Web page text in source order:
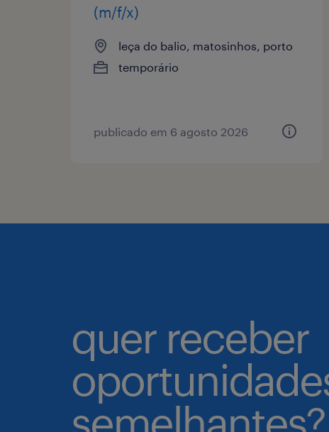
(m/f/x)
leça do balio, matosinhos, porto
temporário
publicado em 6 agosto 2026
quer receber
semelhantes?